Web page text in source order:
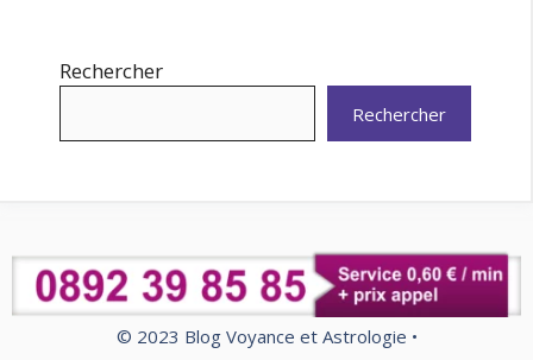
Rechercher
Rechercher
© 2023 Blog Voyance et Astrologie •